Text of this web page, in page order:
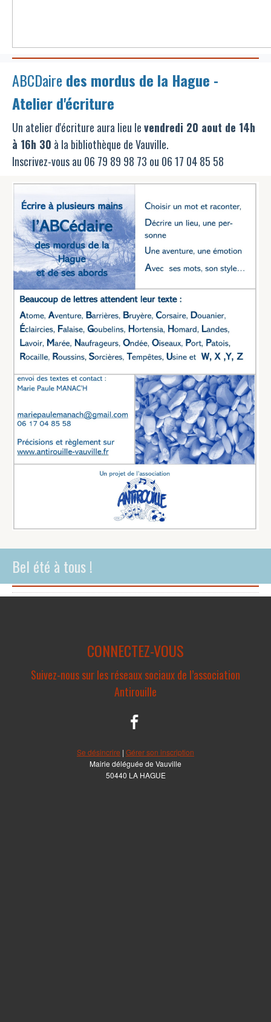
ABCDaire des mordus de la Hague -
Atelier d'écriture
Un atelier d'écriture aura lieu levendredi 20 aout de 14h
à 16h 30 à la bibliothèque de Vauville.
Inscrivez-vous au 06 79 89 98 73 ou 06 17 04 85 58
Bel été à tous !
CONNECTEZ-VOUS
Suivez-nous sur les réseaux sociaux de l’association
Antirouille
Se désincrire | Gérer son inscription
Mairie déléguée de Vauville
50440 LA HAGUE